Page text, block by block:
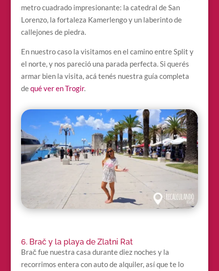
metro cuadrado impresionante: la catedral de San
Lorenzo, la fortaleza Kamerlengo y un laberinto de
callejones de piedra.
En nuestro caso la visitamos en el camino entre Split y
el norte, y nos pareció una parada perfecta. Si querés
armar bien la visita, acá tenés nuestra guía completa
dequé ver en Trogir.
6. Brač y la playa de Zlatni Rat
Brač fue nuestra casa durante diez noches y la
recorrimos entera con auto de alquiler, así que te lo